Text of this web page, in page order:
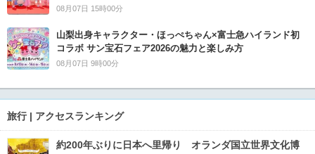
08月07日 15時00分
山梨出身キャラクター・ほっぺちゃん×富士急ハイランド初
コラボ サン宝石フェア2026の魅力と楽しみ方
08月07日 9時00分
旅行 | アクセスランキング
約200年ぶりに日本へ里帰り オランダ国立世界文化博